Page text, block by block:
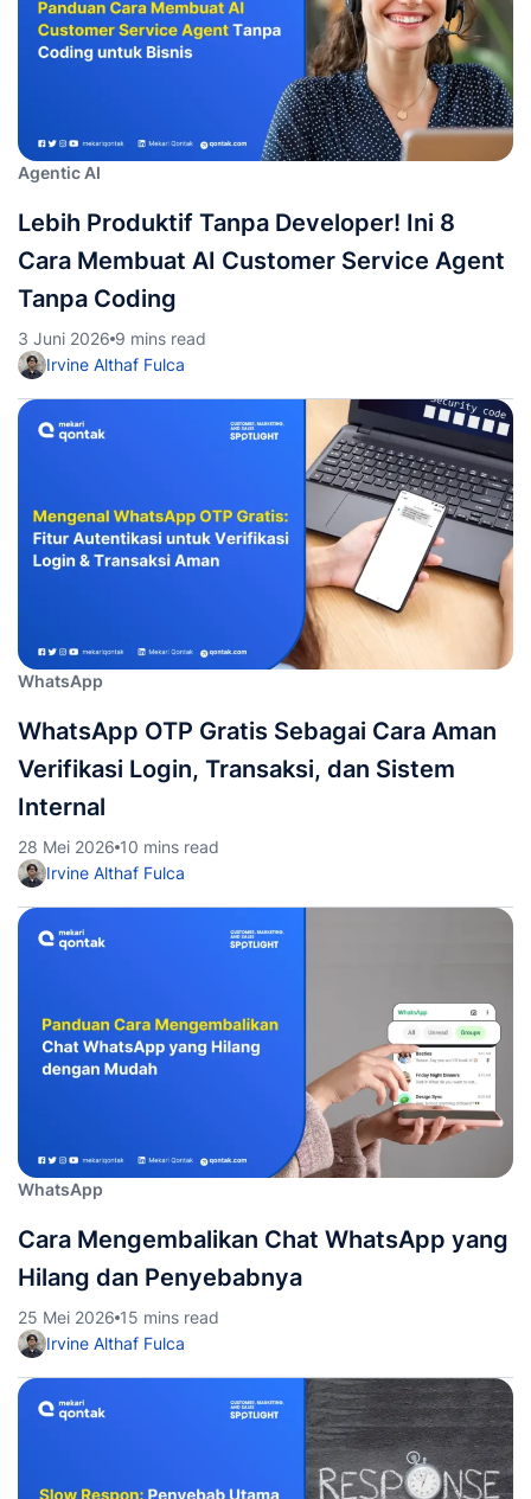
Agentic AI
Lebih Produktif Tanpa Developer! Ini 8
Cara Membuat AI Customer Service Agent
Tanpa Coding
3 Juni 2026 9 mins read
Irvine Althaf Fulca
WhatsApp
WhatsApp OTP Gratis Sebagai Cara Aman
Verifikasi Login, Transaksi, dan Sistem
Internal
28 Mei 2026 10 mins read
Irvine Althaf Fulca
WhatsApp
Cara Mengembalikan Chat WhatsApp yang
Hilang dan Penyebabnya
25 Mei 2026 15 mins read
Irvine Althaf Fulca